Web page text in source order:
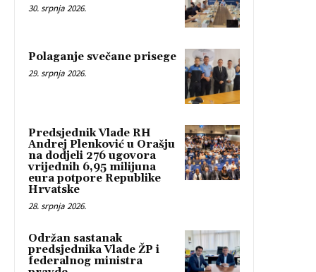
30. srpnja 2026.
Polaganje svečane prisege
29. srpnja 2026.
Predsjednik Vlade RH
Andrej Plenković u Orašju
na dodjeli 276 ugovora
vrijednih 6,95 milijuna
eura potpore Republike
Hrvatske
28. srpnja 2026.
Održan sastanak
predsjednika Vlade ŽP i
federalnog ministra